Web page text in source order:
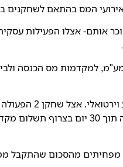
המס בהתאם לשחקנים
ומוכר אותם- אצלו
למקדמות מס הכנסה
. בנוסף קיימת חובת דיווח למס
מפחיתים מהסכום